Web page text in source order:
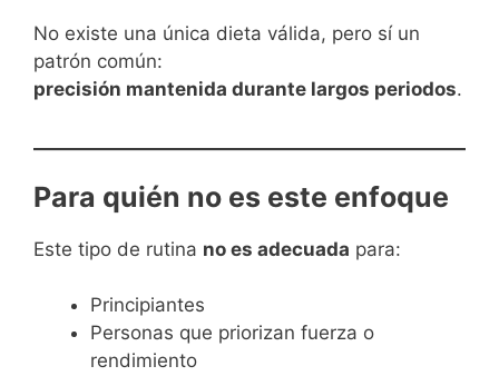
No existe una única dieta válida, pero sí un
patrón común:
precisión mantenida durante largos periodos.
Para quién no es este enfoque
Este tipo de rutina no es adecuada para:
Principiantes
Personas que priorizan fuerza o
rendimiento